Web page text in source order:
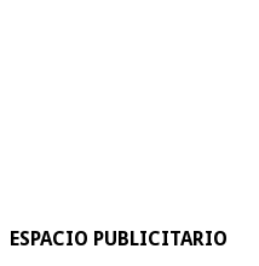
ESPACIO PUBLICITARIO